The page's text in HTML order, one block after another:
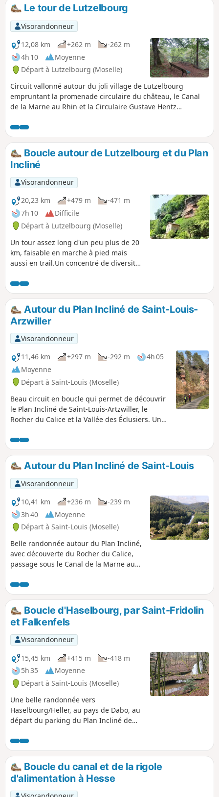
Le tour de Lutzelbourg
Visorandonneur
12,08 km
+262 m
-262 m
4h 10
Moyenne
Départ à Lutzelbourg (Moselle)
Circuit vallonné autour du joli village de Lutzelbourg
empruntant la promenade circulaire du château, le Canal
de la Marne au Rhin et la Circulaire Gustave Hentz
dont Pulsfels Bellevue et le Krappenfels (Rocher du
Corbeau).
Boucle autour de Lutzelbourg et du Plan
Incliné
Visorandonneur
20,23 km
+479 m
-471 m
7h 10
Difficile
Départ à Lutzelbourg (Moselle)
Un tour assez long d'un peu plus de 20
km, faisable en marche à pied mais
aussi en trail.Un concentré de diversité
abandonné, paysages, roches, tunnels,
château.Un circuit qui mérite d'être
connu. S'il est trop long, il est assez
facile de le couper pour le faire en 2
fois.Bien que le circuit soit long il est
assez facile à suivre. En effet, la plupart
des chemins utilisés sont balisés par le
Club Vosgien.
Autour du Plan Incliné de Saint-Louis-
Arzwiller
Visorandonneur
11,46 km
+297 m -292 m
4h 05
Moyenne
Départ à Saint-Louis (Moselle)
Beau circuit en boucle qui permet de découvrir
le Plan Incliné de Saint-Louis-Artzwiller, le
Rocher du Calice et la Vallée des Éclusiers. Une
des chemins forestiers et de beaux sentiers, on
y découvre de fantastiques et uniques rochers,
une magnifique barre rocheuse, un village
typiquement mosellan, une portion pittoresque
du vieux canal plus connue sous le nom de
«Vallée des Éclusiers» avec les anciennes
écluses aujourd'hui hors-service. Le plan incliné
de Saint-Louis-Arzviller, ascenseur à bateaux
unique en Europe construit en 1969 est venu
remplacer les dix-sept écluses de l’ancien canal
de la Marne au Rhin. Il fait partie du canal de la
Marne au Rhin et permet la traversée des
Vosges et constitue l'un des sites fluviaux les
Autour du Plan Incliné de Saint-Louis
Visorandonneur
10,41 km
+236 m
-239 m
3h 40
Moyenne
Départ à Saint-Louis (Moselle)
Belle randonnée autour du Plan Incliné,
avec découverte du Rocher du Calice,
passage sous le Canal de la Marne au
découverte de la Passerelle Patou, du
canal abandonné, de la Maison
Forestière Bodenmarck, du Rocher du
Corbeau avec point de vue sur le canal,
du Sentier des Roches, et enfin passage
devant le Plan Incliné.
Boucle d'Haselbourg, par Saint-Fridolin
et Falkenfels
Visorandonneur
15,45 km
+415 m
-418 m
5h 35
Moyenne
Départ à Saint-Louis (Moselle)
Une belle randonnée vers
Haselbourg/Heller, au pays de Dabo, au
départ du parking du Plan Incliné de
Saint-Fridolin, du nom d'un moine
irlandais et son baptistère. Poursuite
avec les maisons troglodytes du
Falkenberg et le Rocher des Faucons,
avec un beau point de vue sur le Dabo.
À Haselbourg, village pittoresque, la rue
Boucle du canal et de la rigole
d'alimentation à Hesse